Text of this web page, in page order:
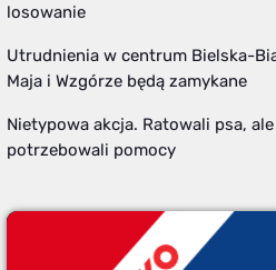
losowanie
Utrudnienia w centrum Bielska-
Maja i Wzgórze będą zamykane
Nietypowa akcja. Ratowali psa,
potrzebowali pomocy